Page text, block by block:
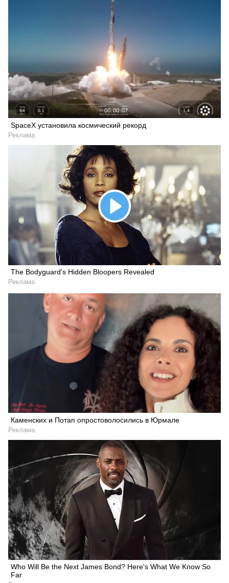
Искать
SpaceX установила космический рекорд
Реклама
The Bodyguard's Hidden Bloopers Revealed
Реклама
Каменских и Потап опростоволосились в Юрмале
Реклама
Who Will Be the Next James Bond? Here's What We Know So
Far